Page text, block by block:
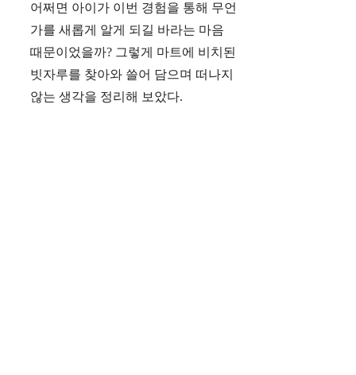
어쩌면 아이가 이번 경험을 통해 무언
가를 새롭게 알게 되길 바라는 마음
때문이었을까? 그렇게 마트에 비치된
빗자루를 찾아와 쓸어 담으며 떠나지
않는 생각을 정리해 보았다.